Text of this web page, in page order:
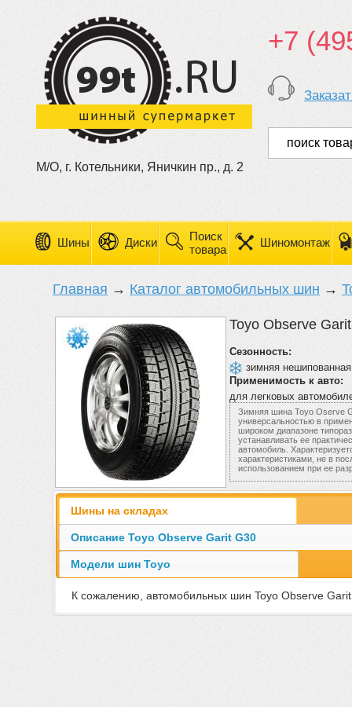
М/О, г. Котельники, Яничкин пр., д. 2
+7
Шины Диски
Поиск
товара
Шиномонтаж
Главная → Каталог автомобильных шин →
Toyo Observe
Сезонность:
зимняя нешипованная
Применимость к авто:
для легковых
Зимняя шина Toyo Oserve
универсальностью в
широком диапазоне
устанавливать ее
автомобиль.
характеристиками, не в
использованием при ее
Шины на складах
Описание Toyo Observe Garit G30
Модели шин Toyo
К сожалению, автомобильных шин Toyo Observe